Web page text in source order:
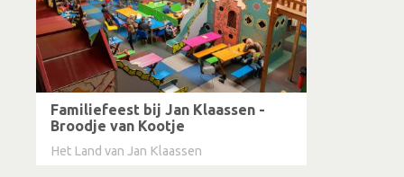
Familiefeest bij Jan Klaassen -
Broodje van Kootje
Het Land van Jan Klaassen